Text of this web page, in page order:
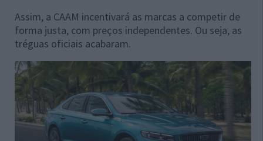
Assim, a CAAM incentivará as marcas a competir de
forma justa, com preços independentes. Ou seja, as
tréguas oficiais acabaram.